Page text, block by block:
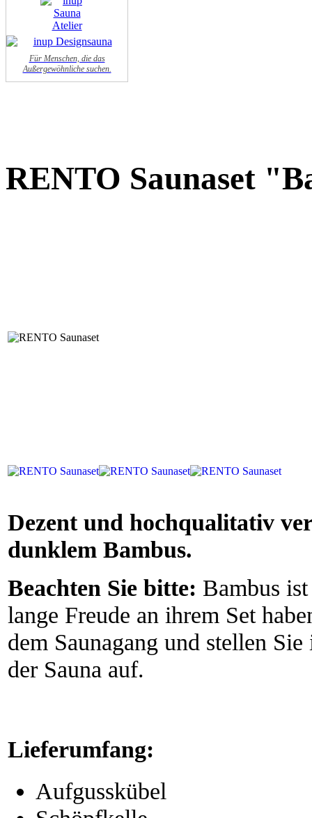
Für Menschen, die das
Außergewöhnliche suchen.
RENTO Saunaset
Dezent und hochqualitativ
dunklem Bambus.
Beachten Sie bitte: Bambus
lange Freude an ihrem Set
dem Saunagang und stellen
der Sauna auf.
Lieferumfang:
Aufgusskübel